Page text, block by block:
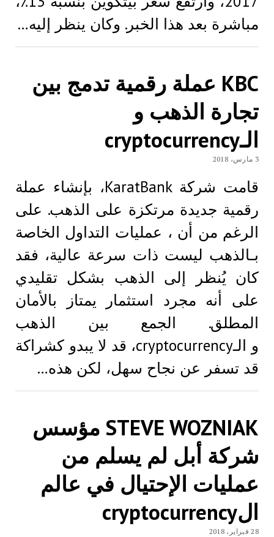
مباشرة بعد هذا الخبر. وكان ينظر إليه…
KBC عملة رقمية تدمج بين
تجارة الذهب و
الـcryptocurrency
3 مارس، 2018
قامت شركة KaratBank، بإنشاء عملة
رقمية جديدة مرتكزة على الذهب. على
الرغم من أن ، عمليات التداول الخاصة
بـالذهب ليست ذات سرعة عالية، فقد
كان يُنظر إلى الذهب بشكل تقليدي
على أنه مجرد استثمار يمتاز بالأمان
المطلق. الجمع بين الذهب
و الـcryptocurrency، قد لا يبدو كشراكة
قد تسفر عن نجاح سهل، لكن هذه…
STEVE WOZNIAK مؤسس
شركة أبل لم يسلم من
عمليات الإحتيال في عالم
الcryptocurrency
28 فبراير، 2018